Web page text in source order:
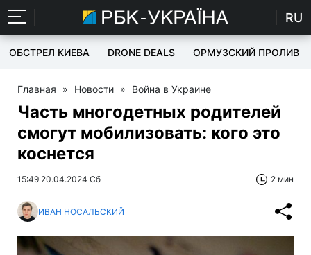
RU
ОБСТРЕЛ КИЕВА DRONE DEALS ОРМУЗСКИЙ ПРОЛИВ
Главная » Новости » Война в Украине
Часть многодетных родителей
смогут мобилизовать: кого это
коснется
15:49 20.04.2024 Сб 2 мин
ИВАН НОСАЛЬСКИЙ